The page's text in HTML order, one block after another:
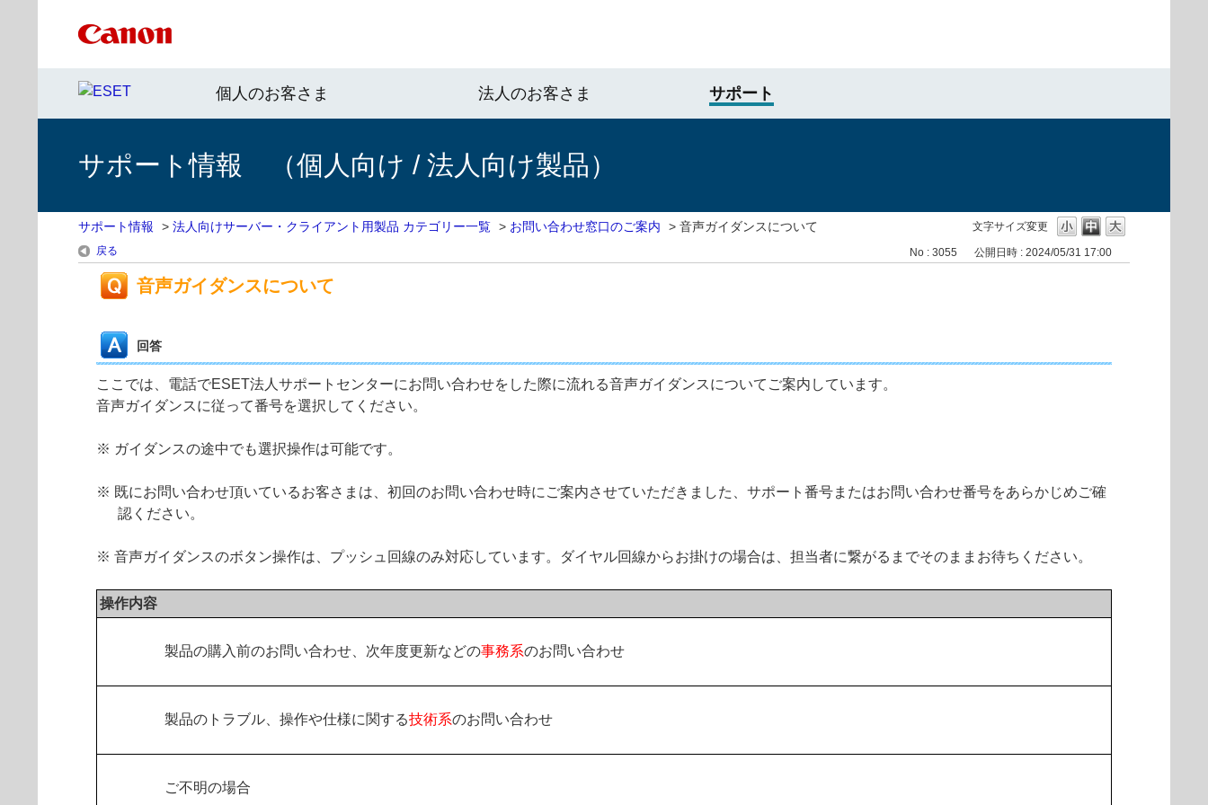
個人のお客さま 法人のお客さま サポート
サポート情報 （個人向け / 法人向け製品）
文字サイズ変更
サポート情報 > 法人向けサーバー・クライアント用製品 カテゴリー一覧 > お問い合わせ窓口のご案内 > 音声ガイダンスについて
戻る No : 3055 公開日時 : 2024/05/31 17:00
音声ガイダンスについて
回答
ここでは、電話でESET法人サポートセンターにお問い合わせをした際に流れる音声ガイダンスについてご案内しています。
音声ガイダンスに従って番号を選択してください。
※ ガイダンスの途中でも選択操作は可能です。
※ 既にお問い合わせ頂いているお客さまは、初回のお問い合わせ時にご案内させていただきました、サポート番号またはお問い合わせ番号をあらかじめご確
認ください。
※ 音声ガイダンスのボタン操作は、プッシュ回線のみ対応しています。ダイヤル回線からお掛けの場合は、担当者に繋がるまでそのままお待ちください。
操作内容
製品の購入前のお問い合わせ、次年度更新などの事務系のお問い合わせ
製品のトラブル、操作や仕様に関する技術系のお問い合わせ
ご不明の場合